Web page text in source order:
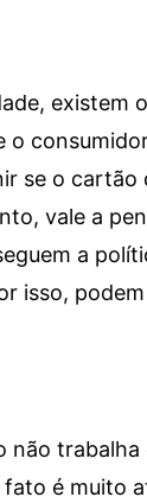
existem
o
se o cartão
vale a
a
isso,
não
fato é muito